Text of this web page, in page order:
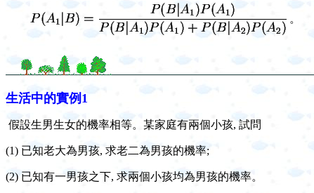
。
生活中的實例1
假設生男生女的機率相等。某家庭有兩個小孩, 試問
(1) 已知老大為男孩, 求老二為男孩的機率;
(2) 已知有一男孩之下, 求兩個小孩均為男孩的機率。